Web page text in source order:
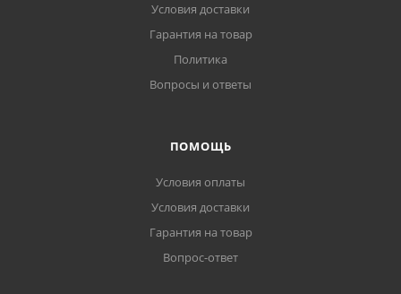
Условия доставки
Гарантия на товар
Политика
Вопросы и ответы
ПОМОЩЬ
Условия оплаты
Условия доставки
Гарантия на товар
Вопрос-ответ